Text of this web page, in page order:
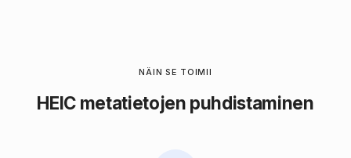
NÄIN SE TOIMII
HEIC metatietojen puhdistaminen